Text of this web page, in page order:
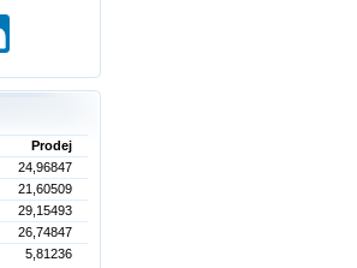
Prodej
24,96847
21,60509
29,15493
26,74847
5,81236